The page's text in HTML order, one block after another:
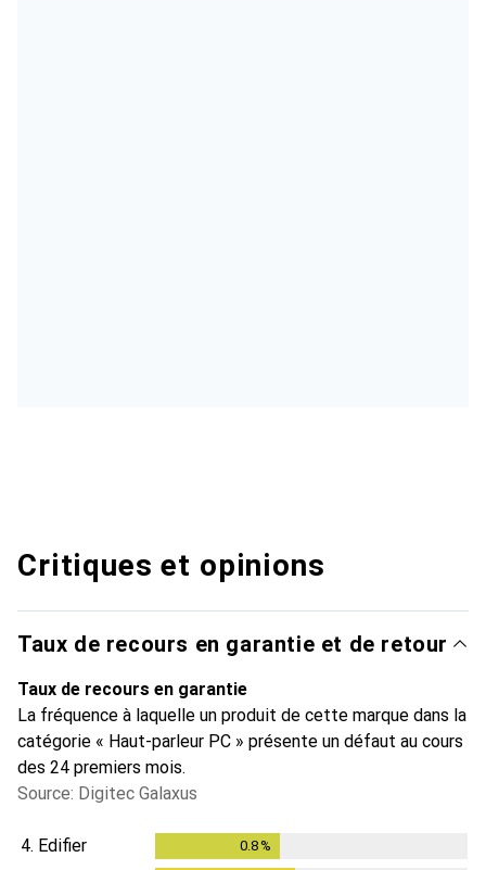
Critiques et opinions
Taux de recours en garantie et de retour
Taux de recours en garantie
La fréquence à laquelle un produit de cette marque dans la
catégorie « Haut-parleur PC » présente un défaut au cours
des 24 premiers mois.
Source: Digitec Galaxus
4. Edifier 0.8%